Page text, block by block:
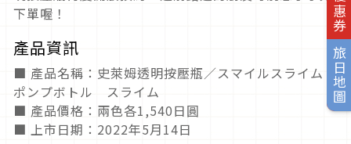
旅日地圖
下單喔！
產品資訊
■ 產品名稱：史萊姆透明按壓瓶／スマイルスライム
ポンプボトル スライム
■ 產品價格：兩色各1,540日圓
■ 上市日期：2022年5月14日